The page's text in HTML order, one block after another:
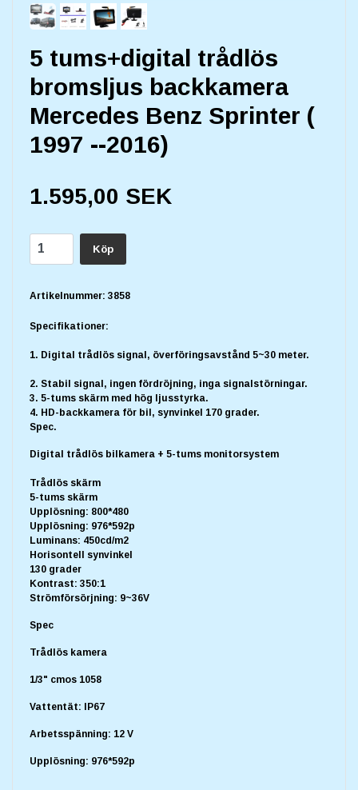
5 tums+digital trådlös
bromsljus backkamera
Mercedes Benz Sprinter (
1997 --2016)
1.595,00 SEK
Köp
Artikelnummer: 3858
Specifikationer:
1. Digital trådlös signal, överföringsavstånd 5~30 meter.
2. Stabil signal, ingen fördröjning, inga signalstörningar.
3. 5-tums skärm med hög ljusstyrka.
4. HD-backkamera för bil, synvinkel 170 grader.
Spec.
Digital trådlös bilkamera + 5-tums monitorsystem
Trådlös skärm
5-tums skärm
Upplösning: 800*480
Upplösning: 976*592p
Luminans: 450cd/m2
Horisontell synvinkel
130 grader
Kontrast: 350:1
Strömförsörjning: 9~36V
Spec
Trådlös kamera
1/3" cmos 1058
Vattentät: IP67
Arbetsspänning: 12 V
Upplösning: 976*592p